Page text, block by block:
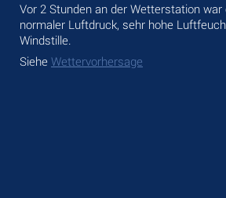
Vor 2 Stunden an der Wetterstation war
normaler Luftdruck, sehr hohe
Windstille.
Siehe Wettervorhersage